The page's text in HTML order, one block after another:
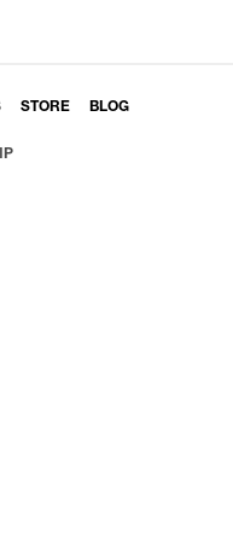
STORE BLOG